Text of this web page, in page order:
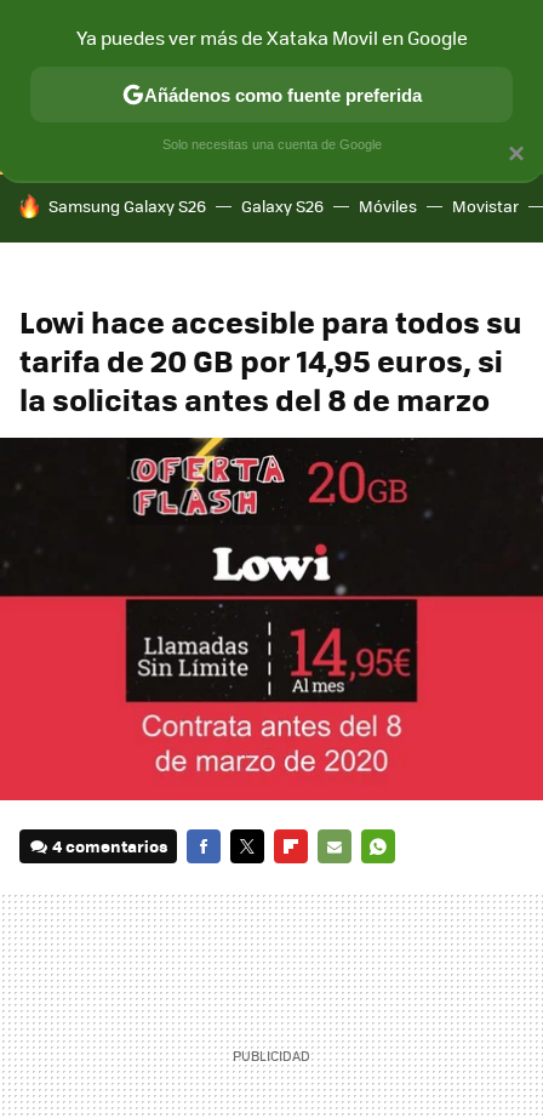
CONECTIVIDAD MÓVIL Y SOCIEDAD APLICACIONES
HOY SE HABLA DE
Samsung Galaxy S26 Galaxy S26 Móviles Movistar
Lowi hace accesible para todos su
tarifa de 20 GB por 14,95 euros, si
la solicitas antes del 8 de marzo
4 comentarios
MAIL
×
Ya puedes ver más de Xataka Movil en Google
Añádenos como fuente preferida
Solo necesitas una cuenta de Google